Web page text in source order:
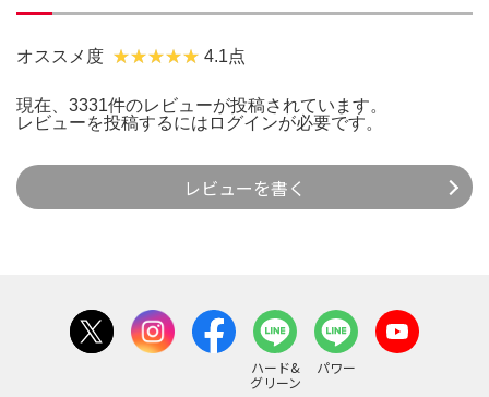
オススメ度 4.1点
現在、3331件のレビューが投稿されています。
レビューを投稿するには ログインが必要です。
レビューを書く
ハード&
グリーン
パワー